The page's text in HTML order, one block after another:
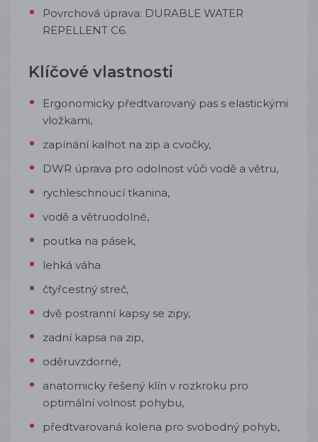
Povrchová úprava: DURABLE WATER
REPELLENT C6.
Klíčové vlastnosti
Ergonomicky předtvarovaný pas s elastickými
vložkami,
zapínání kalhot na zip a cvočky,
DWR úprava pro odolnost vůči vodě a větru,
rychleschnoucí tkanina,
vodě a větruodolné,
poutka na pásek,
lehká váha
čtyřcestný streč,
dvě postranní kapsy se zipy,
zadní kapsa na zip,
oděruvzdorné,
anatomicky řešený klín v rozkroku pro
optimální volnost pohybu,
předtvarovaná kolena pro svobodný pohyb,